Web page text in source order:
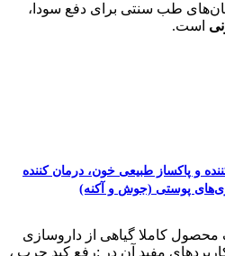
طب سنتی برای دفع سودا،
است.
و پاکساز طبیعی خون، درمان کننده
پوستی (جوش و آکنه)
کاملا گیاهی از داروسازی
مفید آن در :رفع کبد چرب ،